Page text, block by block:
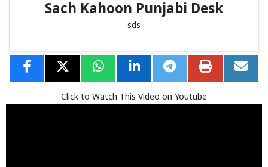
Sach Kahoon Punjabi Desk
sds
Click to Watch This Video on Youtube